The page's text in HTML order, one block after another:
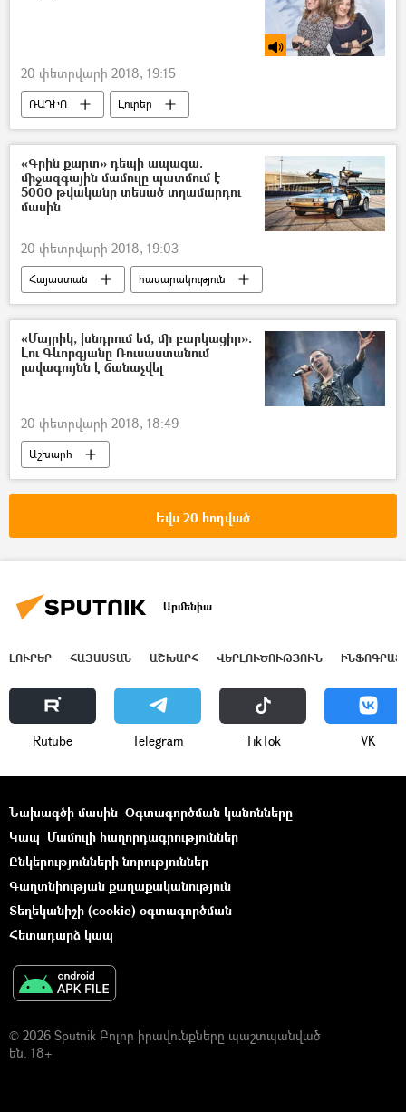
20 փետրվարի 2018, 19:15
ՌԱԴԻՈ Լուրեր
«Գրին քարտ» դեպի ապագա.
միջազգային մամուլը պատմում է
5000 թվականը տեսած տղամարդու
մասին
20 փետրվարի 2018, 19:03
Հայաստան հասարակություն
«Մայրիկ, խնդրում եմ, մի բարկացիր».
Լու Գևորգյանը Ռուսաստանում
լավագույնն է ճանաչվել
20 փետրվարի 2018, 18:49
Աշխարհ
Եվս 20 հոդված
Արմենիա
ԼՈՒՐԵՐ ՀԱՅԱՍՏԱՆ ԱՇԽԱՐՀ ՎԵՐԼՈՒԾՈՒԹՅՈՒՆ
Rutube Telegram ТikТоk VK
Նախագծի մասին Օգտագործման կանոնները
Կապ Մամուլի հաղորդագրություններ
Ընկերությունների նորություններ
Գաղտնիության քաղաքականություն
Տեղեկանիշի (cookie) օգտագործման
Հետադարձ կապ
© 2026 Sputnik Բոլոր իրավունքները պաշտպանված
են. 18+